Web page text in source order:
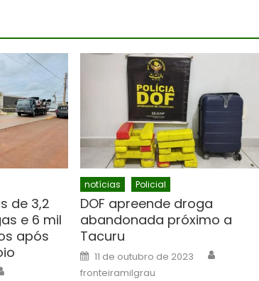
de 3,2
e 6 mil
após
notícias Policial
DOF apreende droga
abandonada próximo a
Tacuru
Posted
on
11 de outubro de 2023
fronteiramilgrau